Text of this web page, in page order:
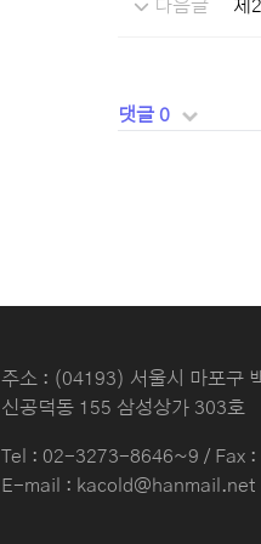
다음글 제
댓글 0
주소 : (04193) 서울시 마포구
신공덕동 155 삼성상가 303호
Tel : 02-3273-8646~9 / Fax
E-mail : kacold@hanmail.net